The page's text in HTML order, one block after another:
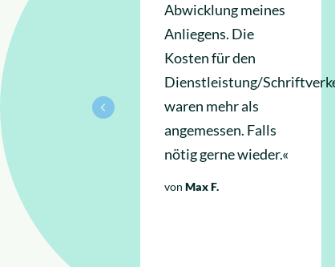
Abwicklung meines
Anliegens. Die
Kosten für den
Dienstleistung/
waren mehr als
angemessen. Falls
nötig gerne wieder.«
von Max F.